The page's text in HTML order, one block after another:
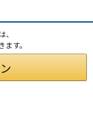
、
す。